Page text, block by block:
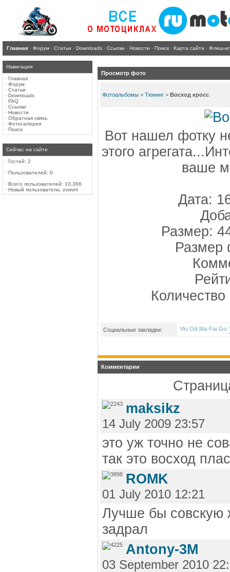
Главная · Форум · Статьи · Downloads · Ссылки · Новости · Поиск · Карта сайта · Флеш-
Навигация
· Главная
· Форум
· Статьи
· Downloads
· FAQ
· Ссылки
· Новости
· Обратная связь
· Фотогалерея
· Поиск
Сейчас на сайте
· Гостей: 2
· Пользователей: 0
· Всего пользователей: 10,366
· Новый пользователь: zxwvm
Просмотр фото
Фотоальбомы > Тюнинг > Восход кросс
Вот нашел фотку
этого
ваше
Дата:
Размер:
Размер
Социальные закладки:
Комментарии
maksikz
14 July 2009 23:57
это уж точно не
так это восход
ROMK
01 July 2010 12:21
Лучше бы совскую
задрал
Antony-3M
03 September 2010